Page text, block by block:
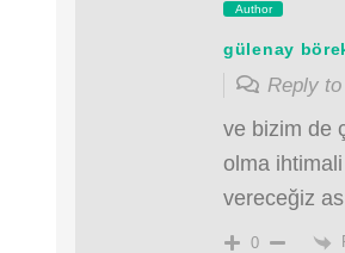
Author
gülenay
Reply
ve bizim de
olma ihtimali
vereceğiz
0